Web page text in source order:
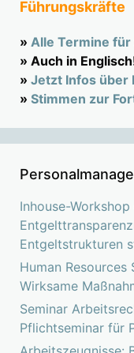
Führungskräfte
» Alle Termine
» Auch in
» Jetzt Infos über
» Stimmen zur
Inhouse-
Entgeltstrukturen
Human Resources
Wirksame
Seminar
Pflichtseminar für